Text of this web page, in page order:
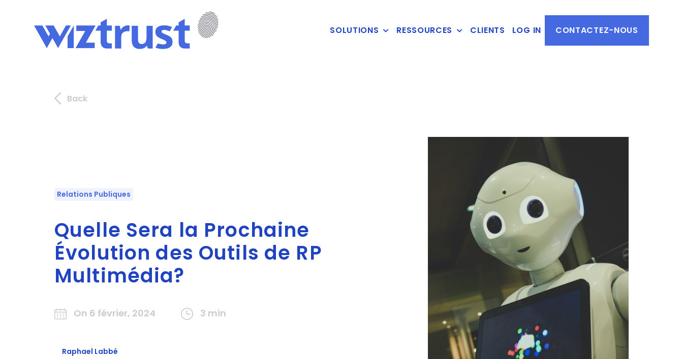
SOLUTIONS RESSOURCES CLIENTS LOG IN CONTACTEZ-NOUS
Back
Relations Publiques
Quelle Sera la Prochaine
Évolution des Outils de RP
Multimédia?
On 6 février, 2024 3 min
Raphael Labbé